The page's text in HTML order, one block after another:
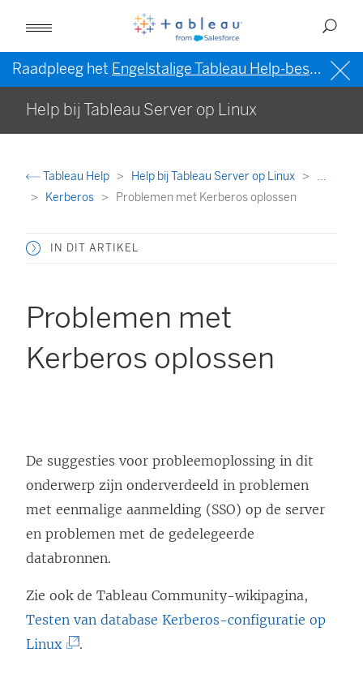
Raadpleeg het Engelstalige Tableau Help-bestand (VS)
Help bij Tableau Server op Linux
Tableau Help Help bij Tableau Server op Linux
...
Kerberos
Problemen met Kerberos oplossen
IN DIT ARTIKEL
Problemen met
Kerberos oplossen
De suggesties voor probleemoplossing in dit
onderwerp zijn onderverdeeld in problemen
met eenmalige aanmelding (SSO) op de server
en problemen met de gedelegeerde
databronnen.
Zie ook de Tableau Community-wikipagina,
Testen van database Kerberos-configuratie op
Linux(
.